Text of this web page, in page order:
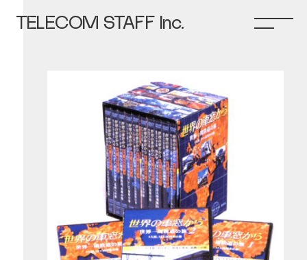
TELECOM STAFF Inc.